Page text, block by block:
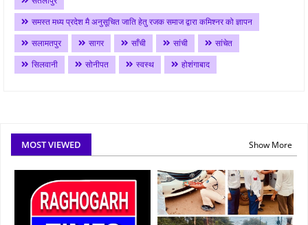
समस्त मध्य प्रदेश मै अनुसूचित जाति हेतु रजक समाज द्वारा कमिश्नर को ज्ञापन
सलामतपुर
सागर साँची सांची
सांचेत
सिलवानी
सोनीपत स्वस्थ होशंगाबाद
MOST VIEWED Show More